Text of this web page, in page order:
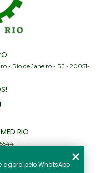
- Rio de Janeiro - RJ - 20051-
RIO
agora pelo WhatsApp